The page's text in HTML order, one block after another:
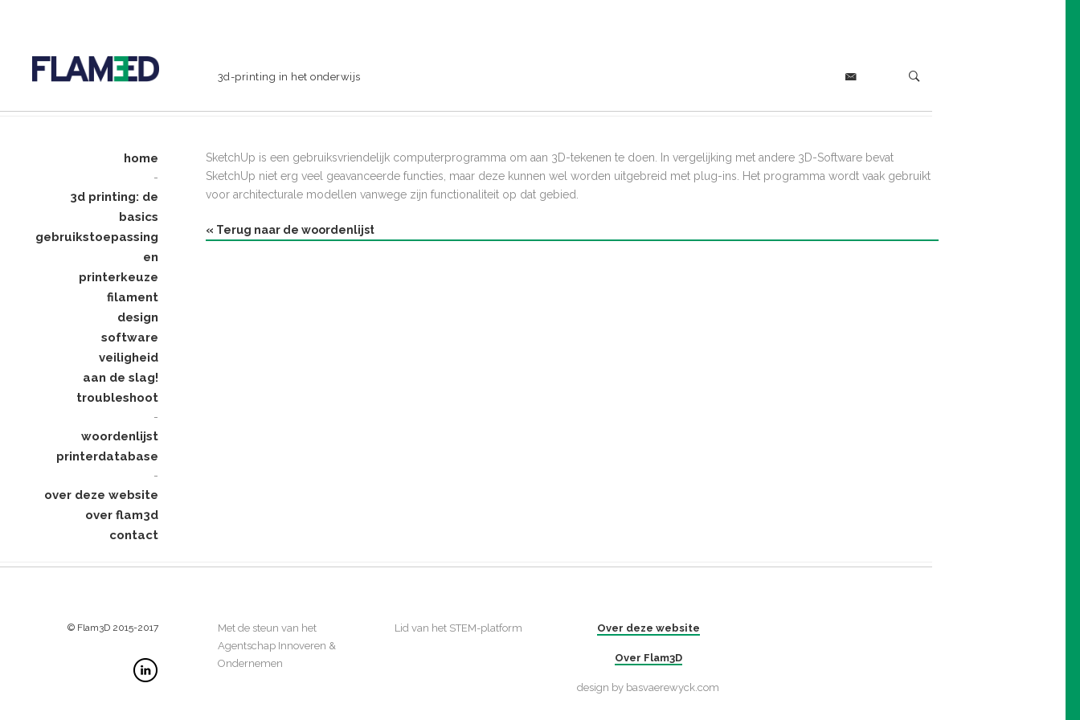
3d-printing in het onderwijs
home
-
3d printing: de
basics
gebruikstoepassing
en
printerkeuze
filament
design
software
veiligheid
aan de slag!
troubleshoot
-
woordenlijst
printerdatabase
-
over deze website
over flam3d
contact
SketchUp is een gebruiksvriendelijk computerprogramma om aan 3D-tekenen te doen. In vergelijking met andere 3D-Software bevat
SketchUp niet erg veel geavanceerde functies, maar deze kunnen wel worden uitgebreid met plug-ins. Het programma wordt vaak gebruikt
voor architecturale modellen vanwege zijn functionaliteit op dat gebied.
« Terug naar de woordenlijst
© Flam3D 2015-2017
Met de steun van het
Agentschap Innoveren &
Ondernemen
Lid van het STEM-platform Over deze website
Over Flam3D
design by basvaerewyck.com